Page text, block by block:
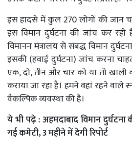
इस हादसे में कुल 270 लोगों की जान
इस विमान दुर्घटना की जांच कर रही
विमानन मंत्रालय से संबद्ध विमान
इसकी (हवाई दुर्घटना) जांच करना
एक, दो, तीन और चार को या तो खाली
कराया जा रहा है। हमने वहां रहने वाले
वैकल्पिक व्यवस्था की है।
ये भी पढ़े :अहमदाबाद विमान
गई कमेटी, 3 महीने में देगी रिपोर्ट